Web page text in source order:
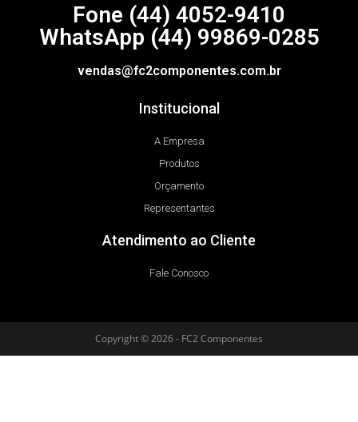
Fone (44) 4052-9410
WhatsApp (44) 99869-0285
vendas@fc2componentes.com.br
Institucional
A Empresa
Produtos
Orçamento
Representantes
Atendimento ao Cliente
Fale Conosco
Copyright © 2026 - FC2 Componentes